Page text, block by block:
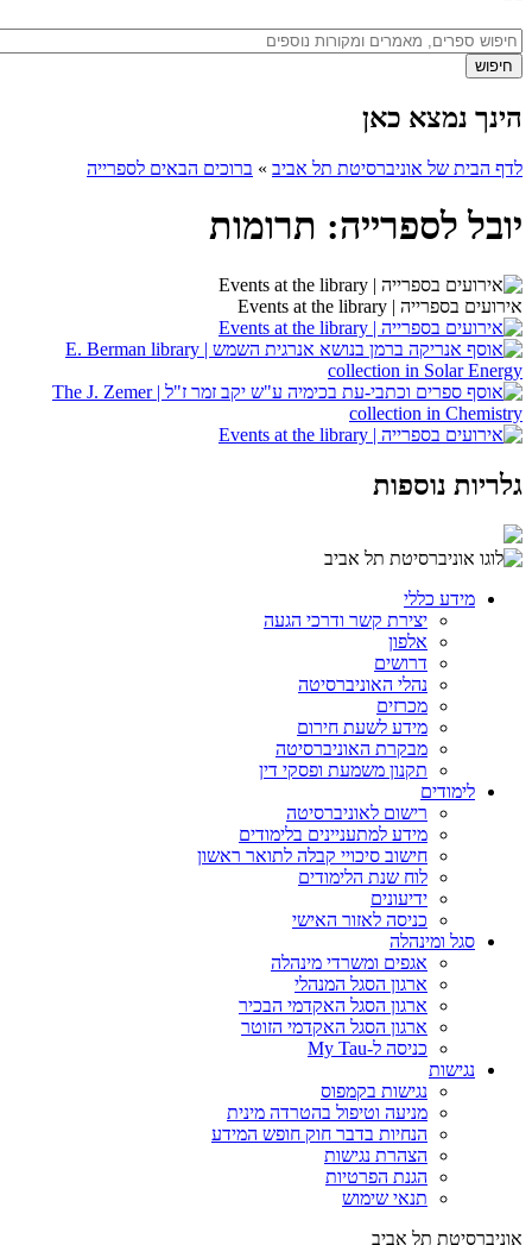
הינך נמצא כאן
לדף הבית של אוניברסיטת תל אביב » ברוכים הבאים לספרייה
יובל לספרייה: תרומות
אירועים בספרייה | Events at the library
גלריות נוספות
מידע כללי
יצירת קשר ודרכי הגעה
אלפון
דרושים
נהלי האוניברסיטה
מכרזים
מידע לשעת חירום
מבקרת האוניברסיטה
תקנון משמעת ופסקי דין
לימודים
רישום לאוניברסיטה
מידע למתעניינים בלימודים
חישוב סיכויי קבלה לתואר ראשון
לוח שנת הלימודים
ידיעונים
כניסה לאזור האישי
סגל ומינהלה
אגפים ומשרדי מינהלה
ארגון הסגל המנהלי
ארגון הסגל האקדמי הבכיר
ארגון הסגל האקדמי הזוטר
כניסה ל-My Tau
נגישות
נגישות בקמפוס
מניעה וטיפול בהטרדה מינית
הנחיות בדבר חוק חופש המידע
הצהרת נגישות
הגנת הפרטיות
תנאי שימוש
אוניברסיטת תל אביב